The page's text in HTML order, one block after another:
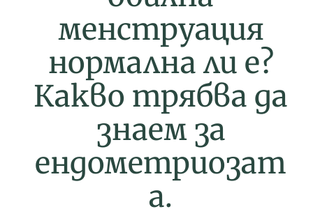
менструация
нормална ли е?
Какво трябва да
знаем за
ендометриозат
а.